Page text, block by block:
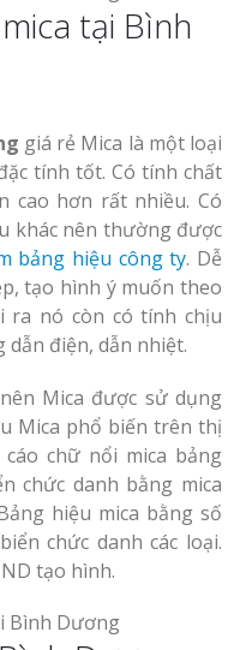
tại Bình
giá rẻ Mica là một loại
tính tốt. Có tính chất
cao hơn rất nhiều. Có
khác nên thường được
bảng hiệu công ty. Dễ
tạo hình ý muốn theo
ra nó còn có tính chịu
dẫn điện, dẫn nhiệt.
Mica được sử dụng
Mica phổ biến trên thị
chữ nổi mica bảng
chức danh bằng mica
hiệu mica bằng số
chức danh các loại.
tạo hình.